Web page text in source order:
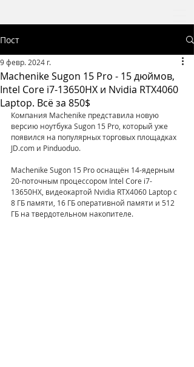
Пост
Machenike Sugon 15 Pro - 15 дюймов,
Intel Core i7-13650HX и Nvidia RTX4060
Laptop. Всё за 850$
9 февр. 2024 г.
Компания Machenike представила новую
версию ноутбука Sugon 15 Pro, который уже
появился на популярных торговых площадках
JD.com и Pinduoduo.
Machenike Sugon 15 Pro оснащён 14-ядерным
20-поточным процессором Intel Core i7-
13650HX, видеокартой Nvidia RTX4060 Laptop с
8 ГБ памяти, 16 ГБ оперативной памяти и 512
ГБ на твердотельном накопителе.